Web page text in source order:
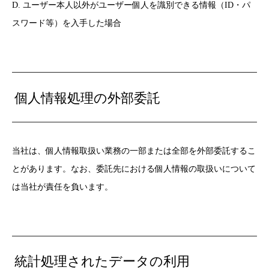
D. ユーザー本人以外がユーザー個人を識別できる情報（ID・パ
スワード等）を入手した場合
個人情報処理の外部委託
当社は、個人情報取扱い業務の一部または全部を外部委託するこ
とがあります。なお、委託先における個人情報の取扱いについて
は当社が責任を負います。
統計処理されたデータの利用